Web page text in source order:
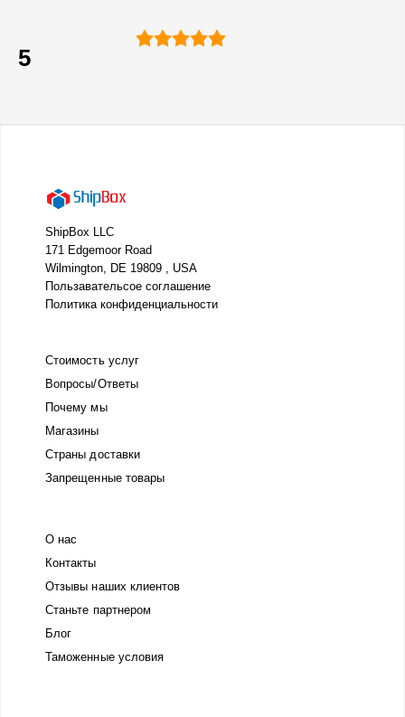
5
ShipBox LLC
171 Edgemoor Road
Wilmington, DE 19809 , USA
Пользавательсое соглашение
Политика конфиденциальности
Стоимость услуг
Вопросы/Ответы
Почему мы
Магазины
Страны доставки
Запрещенные товары
О нас
Контакты
Отзывы наших клиентов
Станьте партнером
Блог
Таможенные условия